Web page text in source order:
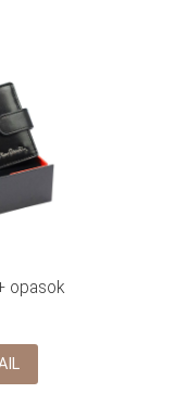
opasok